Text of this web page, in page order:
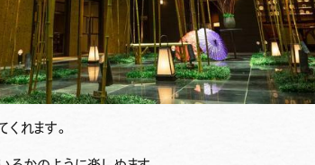
れます。